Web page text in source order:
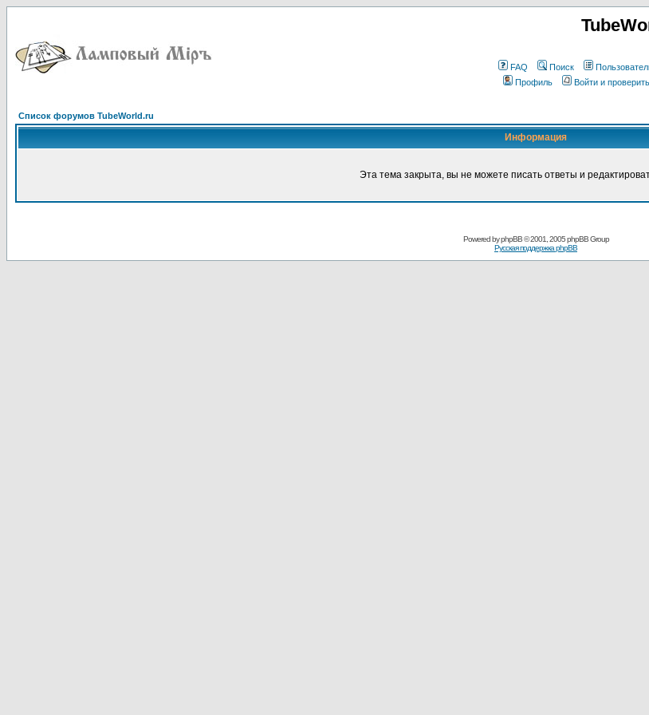
FAQ Поиск
Профиль
Войти и
Список форумов TubeWorld.ru
Информация
Эта тема закрыта, вы не можете писать ответы и
Powered byphpBB© 2001, 2005 phpBB Group
Русская поддержка phpBB